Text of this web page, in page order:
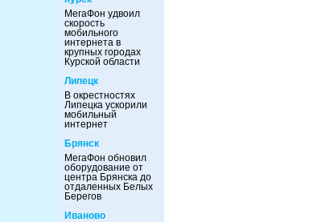
МегаФон удвоил
скорость
мобильного
интернета в
крупных городах
Курской области
Липецк
В окрестностях
Липецка ускорили
мобильный
интернет
Брянск
МегаФон обновил
оборудование от
центра Брянска до
отдаленных Белых
Берегов
Иваново